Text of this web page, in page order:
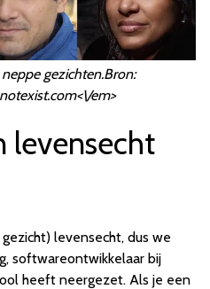
gezichten.Bron:
em>
levensecht
levensecht, dus we
softwareontwikkelaar bij
heeft neergezet. Als je een